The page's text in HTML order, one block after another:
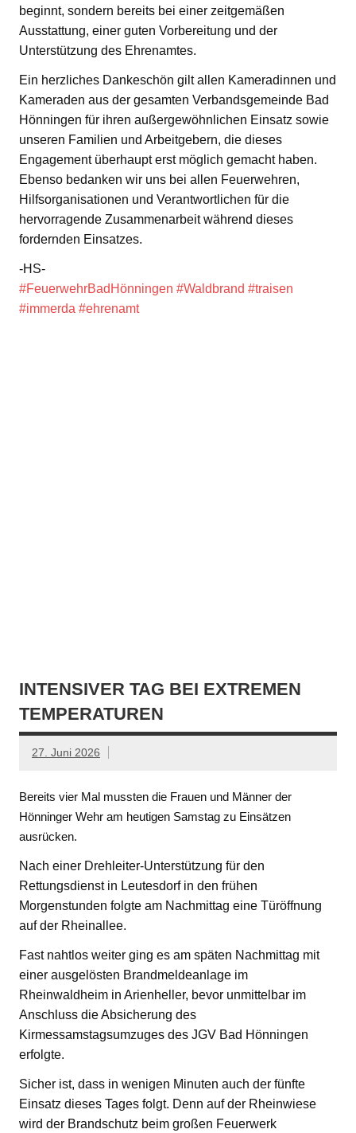
beginnt, sondern bereits bei einer zeitgemäßen
Ausstattung, einer guten Vorbereitung und der
Unterstützung des Ehrenamtes.
Ein herzliches Dankeschön gilt allen Kameradinnen und
Kameraden aus der gesamten Verbandsgemeinde Bad
Hönningen für ihren außergewöhnlichen Einsatz sowie
unseren Familien und Arbeitgebern, die dieses
Engagement überhaupt erst möglich gemacht haben.
Ebenso bedanken wir uns bei allen Feuerwehren,
Hilfsorganisationen und Verantwortlichen für die
hervorragende Zusammenarbeit während dieses
fordernden Einsatzes.
-HS-
#FeuerwehrBadHönningen #Waldbrand #traisen
#immerda #ehrenamt
INTENSIVER TAG BEI EXTREMEN
TEMPERATUREN
27. Juni 2026
Bereits vier Mal mussten die Frauen und Männer der
Hönninger Wehr am heutigen Samstag zu Einsätzen
ausrücken.
Nach einer Drehleiter-Unterstützung für den
Rettungsdienst in Leutesdorf in den frühen
Morgenstunden folgte am Nachmittag eine Türöffnung
auf der Rheinallee.
Fast nahtlos weiter ging es am späten Nachmittag mit
einer ausgelösten Brandmeldeanlage im
Rheinwaldheim in Arienheller, bevor unmittelbar im
Anschluss die Absicherung des
Kirmessamstagsumzuges des JGV Bad Hönningen
erfolgte.
Sicher ist, dass in wenigen Minuten auch der fünfte
Einsatz dieses Tages folgt. Denn auf der Rheinwiese
wird der Brandschutz beim großen Feuerwerk